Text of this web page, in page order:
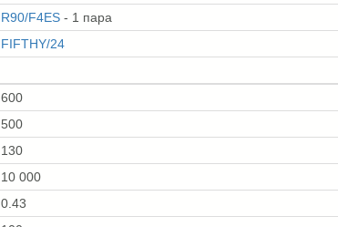
R90/F4ES - 1 пара
FIFTHY/24
600
500
130
10 000
0.43